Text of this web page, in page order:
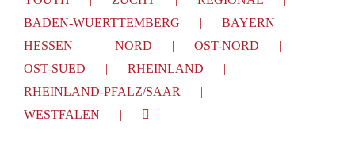
BADEN-WUERTTEMBERG
BAYERN
HESSEN
NORD
OST-NORD
OST-SUED
RHEINLAND
RHEINLAND-PFALZ/SAAR
WESTFALEN